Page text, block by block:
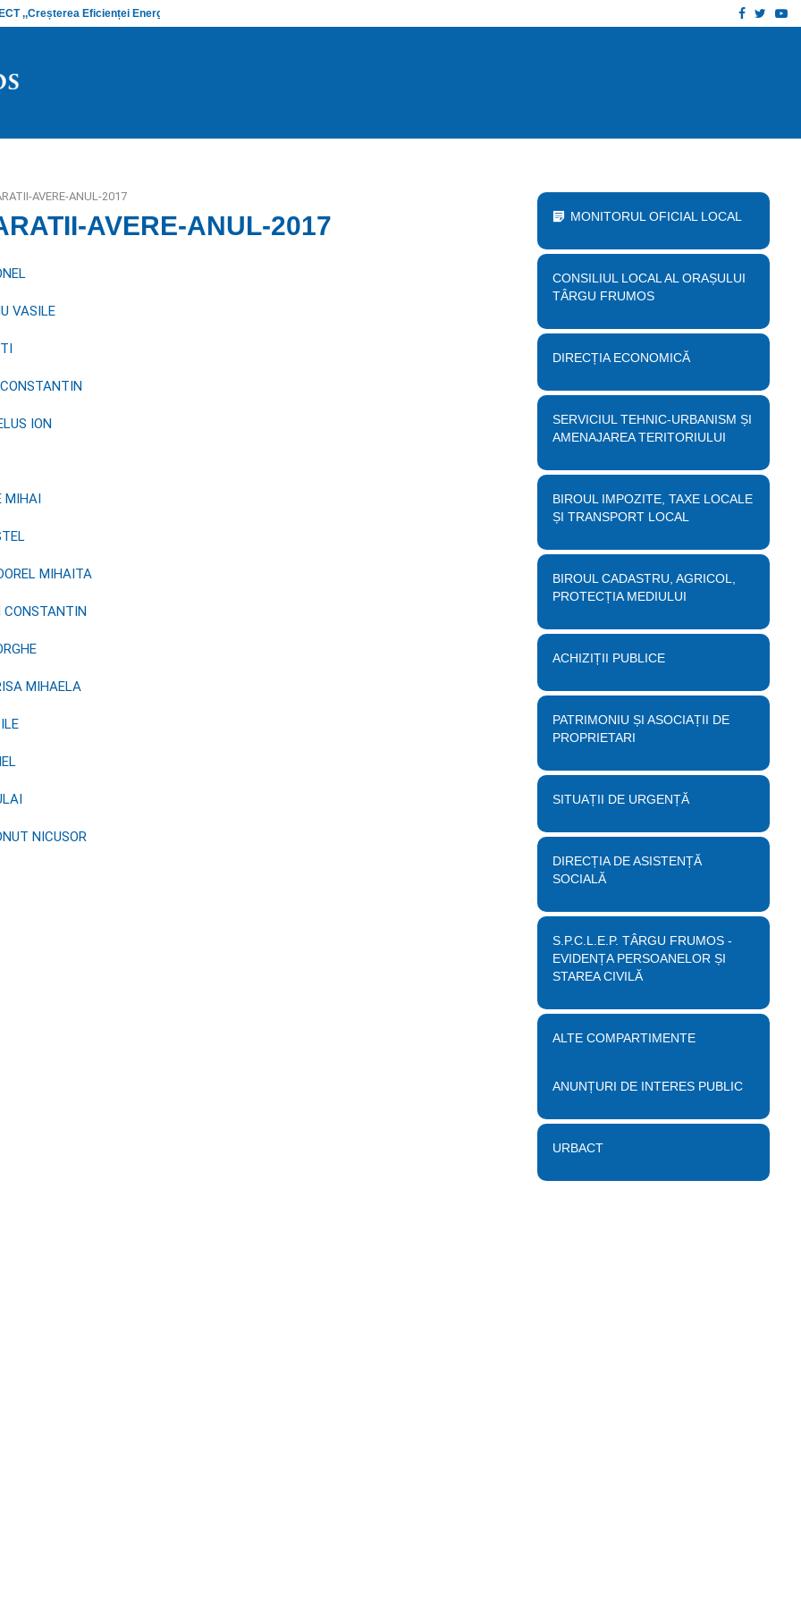
,,Creșterea Eficienței Energetice și… Facebook
AVERE-ANUL-2017
AVERE-ANUL-2017
VASILE
ION
MIHAI
MIHAITA
MIHAELA
NICUSOR
MONITORUL OFICIAL LOCAL
CONSILIUL LOCAL AL ORAȘULUI
TÂRGU FRUMOS
DIRECȚIA ECONOMICĂ
SERVICIUL TEHNIC-URBANISM ȘI
AMENAJAREA TERITORIULUI
BIROUL IMPOZITE, TAXE LOCALE
ȘI TRANSPORT LOCAL
BIROUL CADASTRU, AGRICOL,
PROTECȚIA MEDIULUI
ACHIZIȚII PUBLICE
PATRIMONIU ȘI ASOCIAȚII DE
PROPRIETARI
SITUAȚII DE URGENȚĂ
DIRECȚIA DE ASISTENȚĂ
SOCIALĂ
S.P.C.L.E.P. TÂRGU FRUMOS -
EVIDENȚA PERSOANELOR ȘI
STAREA CIVILĂ
ALTE COMPARTIMENTE
ANUNȚURI DE INTERES PUBLIC
URBACT